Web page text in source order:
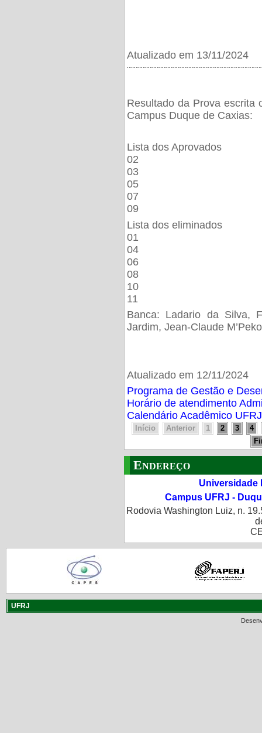
Atualizado em 13/11/2024
Resultado da Prova escrita
Campus Duque de Caxias:
Lista dos Aprovados
02
03
05
07
09
Lista dos eliminados
01
04
06
08
10
11
Banca: Ladario da Silva,
Jardim, Jean-Claude M’Peko
Atualizado em 12/11/2024
Programa de Gestão e
Horário de atendimento
Calendário Acadêmico
Início Anterior 1 2 3
4
Endereço
Universidade
Campus UFRJ -
Rodovia Washington Luiz, n.
UFRJ